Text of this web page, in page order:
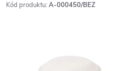
Kód produktu: A-000450/BEZ